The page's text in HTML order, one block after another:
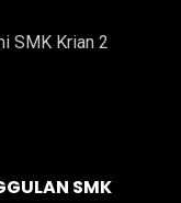
SMK Krian 2
SMK